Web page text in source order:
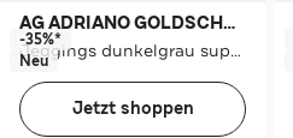
AG ADRIANO GOLDSCHMIED
Jeggings dunkelgrau super skinny
-35%*
Neu
Jetzt shoppen